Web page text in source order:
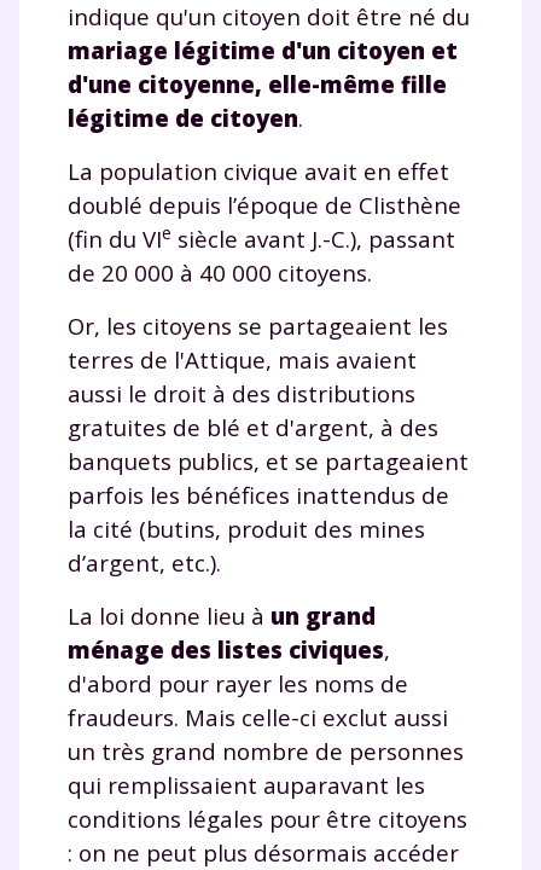
indique qu'un citoyen doit être né du
mariage légitime d'un citoyen et
d'une citoyenne, elle-même fille
légitime de citoyen.
La population civique avait en effet
doublé depuis l’époque de Clisthène
(fin du VIe siècle avant J.-C.), passant
de 20 000 à 40 000 citoyens.
Or, les citoyens se partageaient les
terres de l'Attique, mais avaient
aussi le droit à des distributions
gratuites de blé et d'argent, à des
banquets publics, et se partageaient
parfois les bénéfices inattendus de
la cité (butins, produit des mines
d’argent, etc.).
La loi donne lieu à un grand
ménage des listes civiques,
d'abord pour rayer les noms de
fraudeurs. Mais celle-ci exclut aussi
un très grand nombre de personnes
qui remplissaient auparavant les
conditions légales pour être citoyens
: on ne peut plus désormais accéder